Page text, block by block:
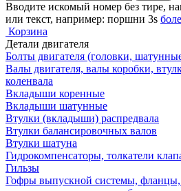
Вводите искомый номер без тире,
или текст, например: поршни 3s
Корзина
Детали двигателя
Болты двигателя (головки,
Валы двигателя, валы коробки,
коленвала
Вкладыши коренные
Вкладыши шатунные
Втулки (вкладыши) распредвала
Втулки балансировочных валов
Втулки шатуна
Гидрокомпенсаторы, толкатели
Гильзы
Гофры выпускной системы, фланцы,